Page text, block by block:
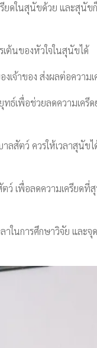
ยดในสุนัขด้วย และสุนั
ต้นของหัวใจในสุนัขได้
เจ้าของ ส่งผลต่อความ
พื่อช่วยลดความเครีด
สัตว์ ควรให้เวลาสุนัข
ว์ เพื่อลดความเครียด
ในการศึกษาวิจัย และ